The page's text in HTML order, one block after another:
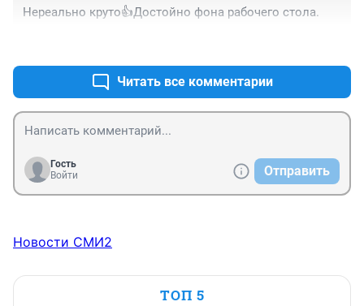
Нереально круто👍Достойно фона рабочего стола.
Читать все комментарии
Гость
Войти
Отправить
Новости СМИ2
ТОП 5